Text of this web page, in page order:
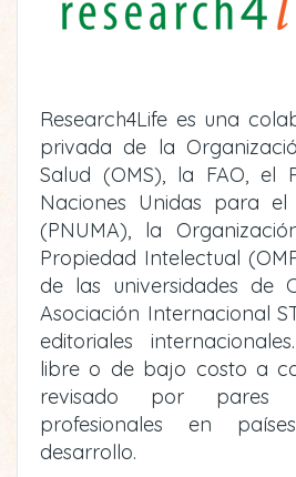
Research4Life es una
privada de la
Salud (OMS), la FAO, el
Naciones Unidas para el
(PNUMA), la
Propiedad Intelectual
de las universidades de
Asociación Internacional
editoriales
libre o de bajo costo a
revisado por pares
profesionales en
desarrollo.